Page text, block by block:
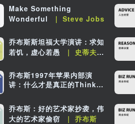
Make Something
Wonderful ｜ Steve Jobs
乔布斯斯坦福大学演讲：求知
若饥，虚心若愚 ｜ 史蒂夫·
乔布斯1997年苹果内部演
讲：什么才是真正的Think
斯
乔布斯：好的艺术家抄袭，伟
大的艺术家偷窃 ｜ 乔布斯